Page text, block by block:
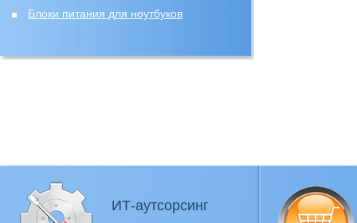
Блоки питания для ноутбуков
ИТ-аутсорсинг